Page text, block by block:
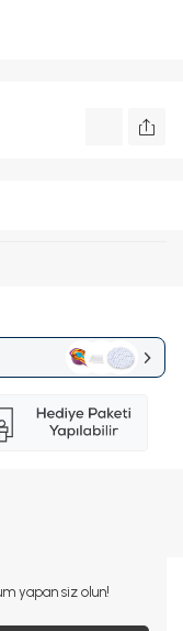
yapan siz olun!